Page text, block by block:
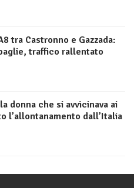
tra Castronno e Gazzada:
traffico rallentato
donna che si avvicinava ai
l’allontanamento dall’Italia